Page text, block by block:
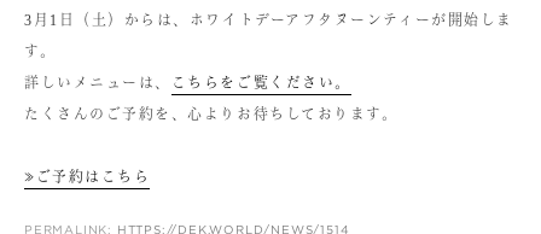
3月1日（土）からは、ホワイトデーアフタヌーンティーが開始しま
す。
詳しいメニューは、
こちらをご覧ください。
たくさんのご予約を、心よりお待ちしております。
≫ご予約はこちら
PERMALINK: HTTPS://DEK.WORLD/NEWS/1514